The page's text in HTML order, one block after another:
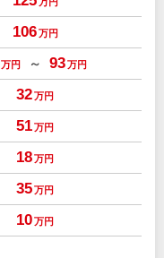
万円
106 万円
万円 ～ 93万円
32万円
51万円
18万円
35万円
10万円